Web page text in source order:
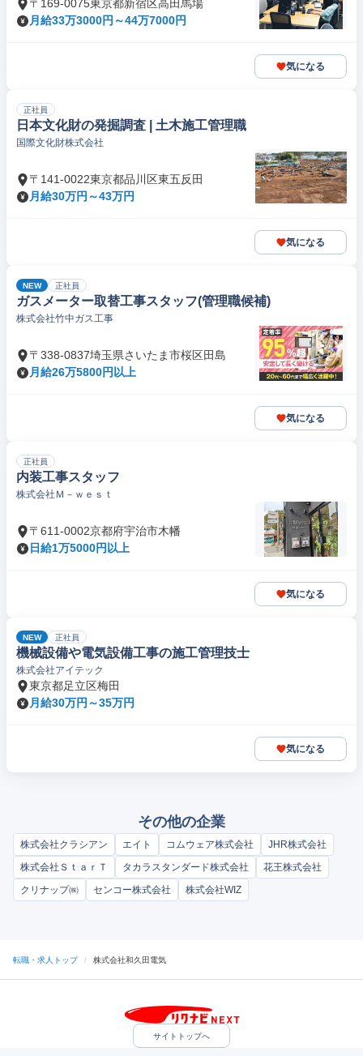
〒169-0075東京都新宿区高田馬場
月給33万3000円～44万7000円
気になる
正社員
日本文化財の発掘調査 | 土木施工管理職
国際文化財株式会社
〒141-0022東京都品川区東五反田
月給30万円～43万円
気になる
NEW 正社員
ガスメーター取替工事スタッフ(管理職候補)
株式会社竹中ガス工事
〒338-0837埼玉県さいたま市桜区田島
月給26万5800円以上
気になる
正社員
内装工事スタッフ
株式会社Ｍ－ｗｅｓｔ
〒611-0002京都府宇治市木幡
日給1万5000円以上
気になる
NEW 正社員
機械設備や電気設備工事の施工管理技士
株式会社アイテック
東京都足立区梅田
月給30万円～35万円
気になる
その他の企業
株式会社クラシアン エイト コムウェア株式会社
JHR株式会社
株式会社ＳｔａｒＴ
タカラスタンダード株式会社
花王株式会社
クリナップ㈱
センコー株式会社 株式会社WIZ
転職・求人トップ / 株式会社和久田電気
サイトトップへ